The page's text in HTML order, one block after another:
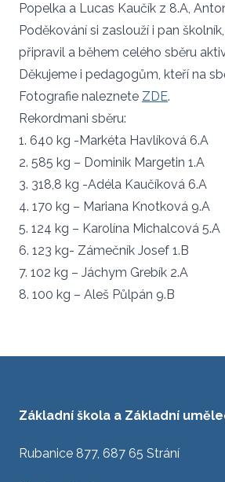
Popelka a Lucas Kaučík z 8.A,
Poděkování si zaslouží i pan
připravil a během celého sběru
Děkujeme i pedagogům, kteří na
Fotografie naleznete ZDE.
Rekordmani sběru:
1. 640 kg -Markéta Havlíková 6.A
2. 585 kg – Dominik Margetin 1.A
3. 318,8 kg -Adéla Kaučíková 6.A
4. 170 kg – Mariana Knotková 9.A
5. 124 kg – Karolína Michalcová 5.A
6. 123 kg- Zámečník Josef 1.B
7. 102 kg – Jáchym Grebík 2.A
8. 100 kg – Aleš Půlpán 9.B
Základní škola a Základní
Rubanice 877, 687 65 Strání